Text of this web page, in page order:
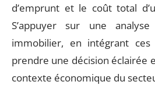
d’emprunt et le coût total
S’appuyer sur une
immobilier, en intégrant
prendre une décision éclairée
contexte économique du